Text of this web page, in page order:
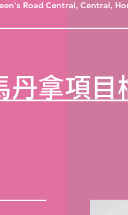
Road Central, Central,
丹拿項目